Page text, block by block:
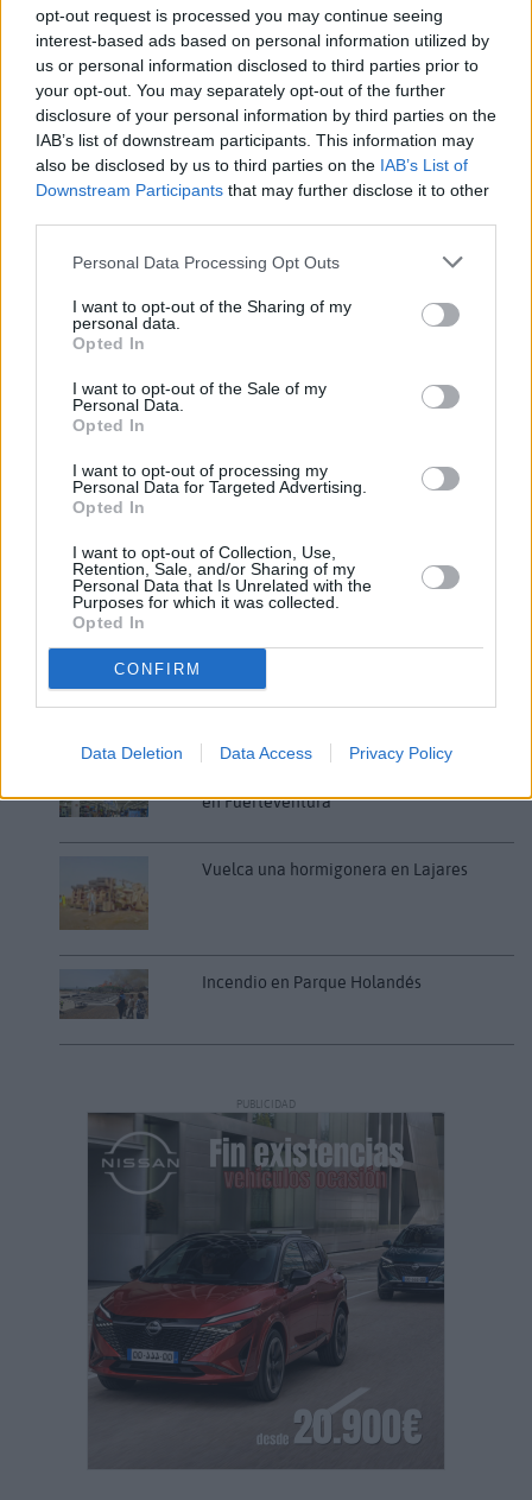
opt-out request is processed you may continue seeing
interest-based ads based on personal information utilized by
us or personal information disclosed to third parties prior to
your opt-out. You may separately opt-out of the further
disclosure of your personal information by third parties on the
IAB’s list of downstream participants. This information may
also be disclosed by us to third parties on the IAB’s List of
Downstream Participants that may further disclose it to other
Personal Data Processing Opt Outs
I want to opt-out of the Sharing of my
personal data.
Opted In
I want to opt-out of the Sale of my
Personal Data.
Opted In
I want to opt-out of processing my
Personal Data for Targeted Advertising.
Opted In
I want to opt-out of Collection, Use,
Retention, Sale, and/or Sharing of my
Personal Data that Is Unrelated with the
Purposes for which it was collected.
Opted In
CONFIRM
Data Deletion Data Access Privacy Policy
sociales de origen internacional como una
experiencia que puede disfrutarse "sólo en
Fuerteventura". En el video aparece el hastag
Nina Hepburn, una joven de Hamburgo que es la
que aparece en las imágenes pinchando música.
isla de Fuerteventura, pero todo apunta a que la
administraciones insulares hacen que la sensación
de impunidad sea cada vez mayor entre los
visitantes.
Comentarios (7)
Fallece un bebé de 20 meses por un
golpe de calor en Fuerteventura
HUMANOS?. Por Maite de Vera Cabrera
en Fuerteventura
Vuelca una hormigonera en Lajares
Incendio en Parque Holandés
PUBLICIDAD